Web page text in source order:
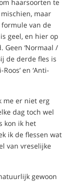
haarsoorten te
maar
van de
geel, en hier op
Geen ‘Normaal /
de derde fles is
en ‘Anti-
me er niet erg
dag toch wel
kon ik het
ik de flessen wat
van vreselijke
gewoon